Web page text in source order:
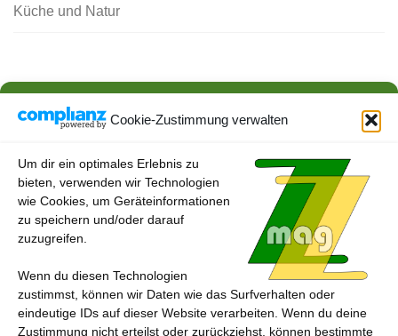
Cookie-Zustimmung verwalten
Um dir ein optimales Erlebnis zu
bieten, verwenden wir Technologien
wie Cookies, um Geräteinformationen
zu speichern und/oder darauf
zuzugreifen.
Wenn du diesen Technologien
zustimmst, können wir Daten wie das Surfverhalten oder
eindeutige IDs auf dieser Website verarbeiten. Wenn du deine
Zustimmung nicht erteilst oder zurückziehst, können bestimmte
Küche und Natur
Neue Kennzeichnungspflicht an der Fleischtheke ab 1.
22. JANUAR 2024